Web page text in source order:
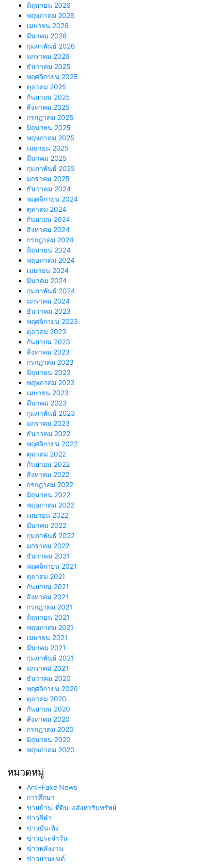
มิถุนายน 2026
พฤษภาคม 2026
เมษายน 2026
มีนาคม 2026
กุมภาพันธ์ 2026
มกราคม 2026
ธันวาคม 2025
พฤศจิกายน 2025
ตุลาคม 2025
กันยายน 2025
สิงหาคม 2025
กรกฎาคม 2025
มิถุนายน 2025
พฤษภาคม 2025
เมษายน 2025
มีนาคม 2025
กุมภาพันธ์ 2025
มกราคม 2025
ธันวาคม 2024
พฤศจิกายน 2024
ตุลาคม 2024
กันยายน 2024
สิงหาคม 2024
กรกฎาคม 2024
มิถุนายน 2024
พฤษภาคม 2024
เมษายน 2024
มีนาคม 2024
กุมภาพันธ์ 2024
มกราคม 2024
ธันวาคม 2023
พฤศจิกายน 2023
ตุลาคม 2023
กันยายน 2023
สิงหาคม 2023
กรกฎาคม 2023
มิถุนายน 2023
พฤษภาคม 2023
เมษายน 2023
มีนาคม 2023
กุมภาพันธ์ 2023
มกราคม 2023
ธันวาคม 2022
พฤศจิกายน 2022
ตุลาคม 2022
กันยายน 2022
สิงหาคม 2022
กรกฎาคม 2022
มิถุนายน 2022
พฤษภาคม 2022
เมษายน 2022
มีนาคม 2022
กุมภาพันธ์ 2022
มกราคม 2022
ธันวาคม 2021
พฤศจิกายน 2021
ตุลาคม 2021
กันยายน 2021
สิงหาคม 2021
กรกฎาคม 2021
มิถุนายน 2021
พฤษภาคม 2021
เมษายน 2021
มีนาคม 2021
กุมภาพันธ์ 2021
มกราคม 2021
ธันวาคม 2020
พฤศจิกายน 2020
ตุลาคม 2020
กันยายน 2020
สิงหาคม 2020
กรกฎาคม 2020
มิถุนายน 2020
พฤษภาคม 2020
หมวดหมู่
Anti-Fake News
การศึกษา
ขายบ้าน-ที่ดิน-อสังหาริมทรัพย์
ข่าวกีฬา
ข่าวบันเทิง
ข่าวประจำวัน
ข่าวพลังงาน
ข่าวยานยนต์